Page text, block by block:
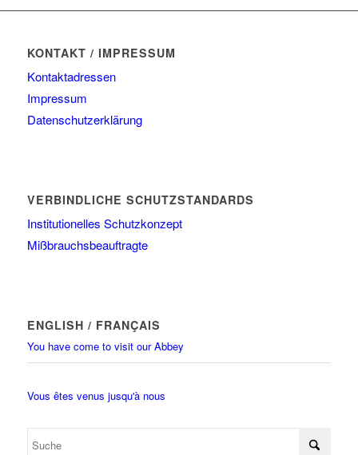
KONTAKT / IMPRESSUM
Kontaktadressen
Impressum
Datenschutzerklärung
VERBINDLICHE SCHUTZSTANDARDS
Institutionelles Schutzkonzept
Mißbrauchsbeauftragte
ENGLISH / FRANÇAIS
You have come to visit our Abbey
Vous êtes venus jusqu'à nous